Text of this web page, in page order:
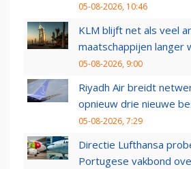
05-08-2026, 10:46
KLM blijft net als veel
maatschappijen langer
05-08-2026, 9:00
Riyadh Air breidt
opnieuw drie nieuwe
05-08-2026, 7:29
Directie Lufthansa
Portugese vakbond